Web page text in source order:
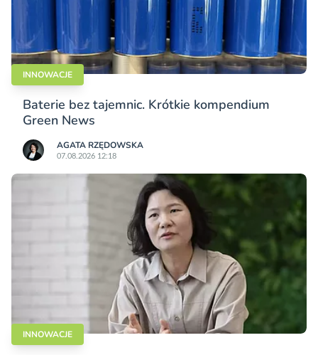
INNOWACJE
Baterie bez tajemnic. Krótkie kompendium
Green News
AGATA RZĘDOWSKA
07.08.2026 12:18
INNOWACJE